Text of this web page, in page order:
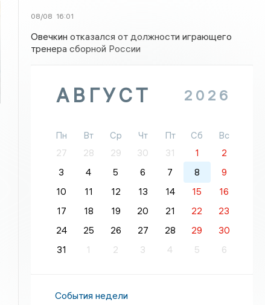
08/08 16:01
Овечкин отказался от должности играющего
тренера сборной России
АВГУСТ 2026
Пн Вт Ср Чт Пт Сб
Вс
27
28 29 30 31 1
2
3
4 5 6 7 8
9
10
11 12 13 14 15
16
17
18 19 20 21 22
23
24
25 26 27 28 29
30
31
1 2 3 4 5 6
События недели